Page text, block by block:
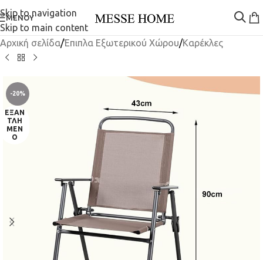
Skip to navigation
Skip to main content
ΜΕΝΟΎ
Αρχική σελίδα/Έπιπλα Εξωτερικού Χώρου/Καρέκλες
-20%
ΕΞΑΝ
ΤΛΗ
ΜΈΝ
Ο